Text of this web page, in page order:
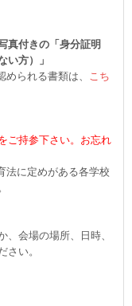
真付きの「身分証明
い方）」
られる書類は、 こち
ご持参下さい。お忘れ
に定めがある各学校
会場の場所、日時、
さい。